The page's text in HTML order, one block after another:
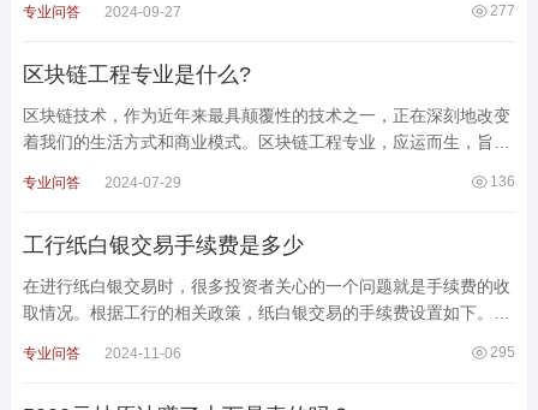
277
专业问答 2024-09-27
区块链工程专业是什么?
区块链技术，作为近年来最具颠覆性的技术之一，正在深刻地改变
着我们的生活方式和商业模式。区块链工程专业，应运而生，旨在
136
专业问答 2024-07-29
工行纸白银交易手续费是多少
在进行纸白银交易时，很多投资者关心的一个问题就是手续费的收
取情况。根据工行的相关政策，纸白银交易的手续费设置如下。
295
专业问答 2024-11-06